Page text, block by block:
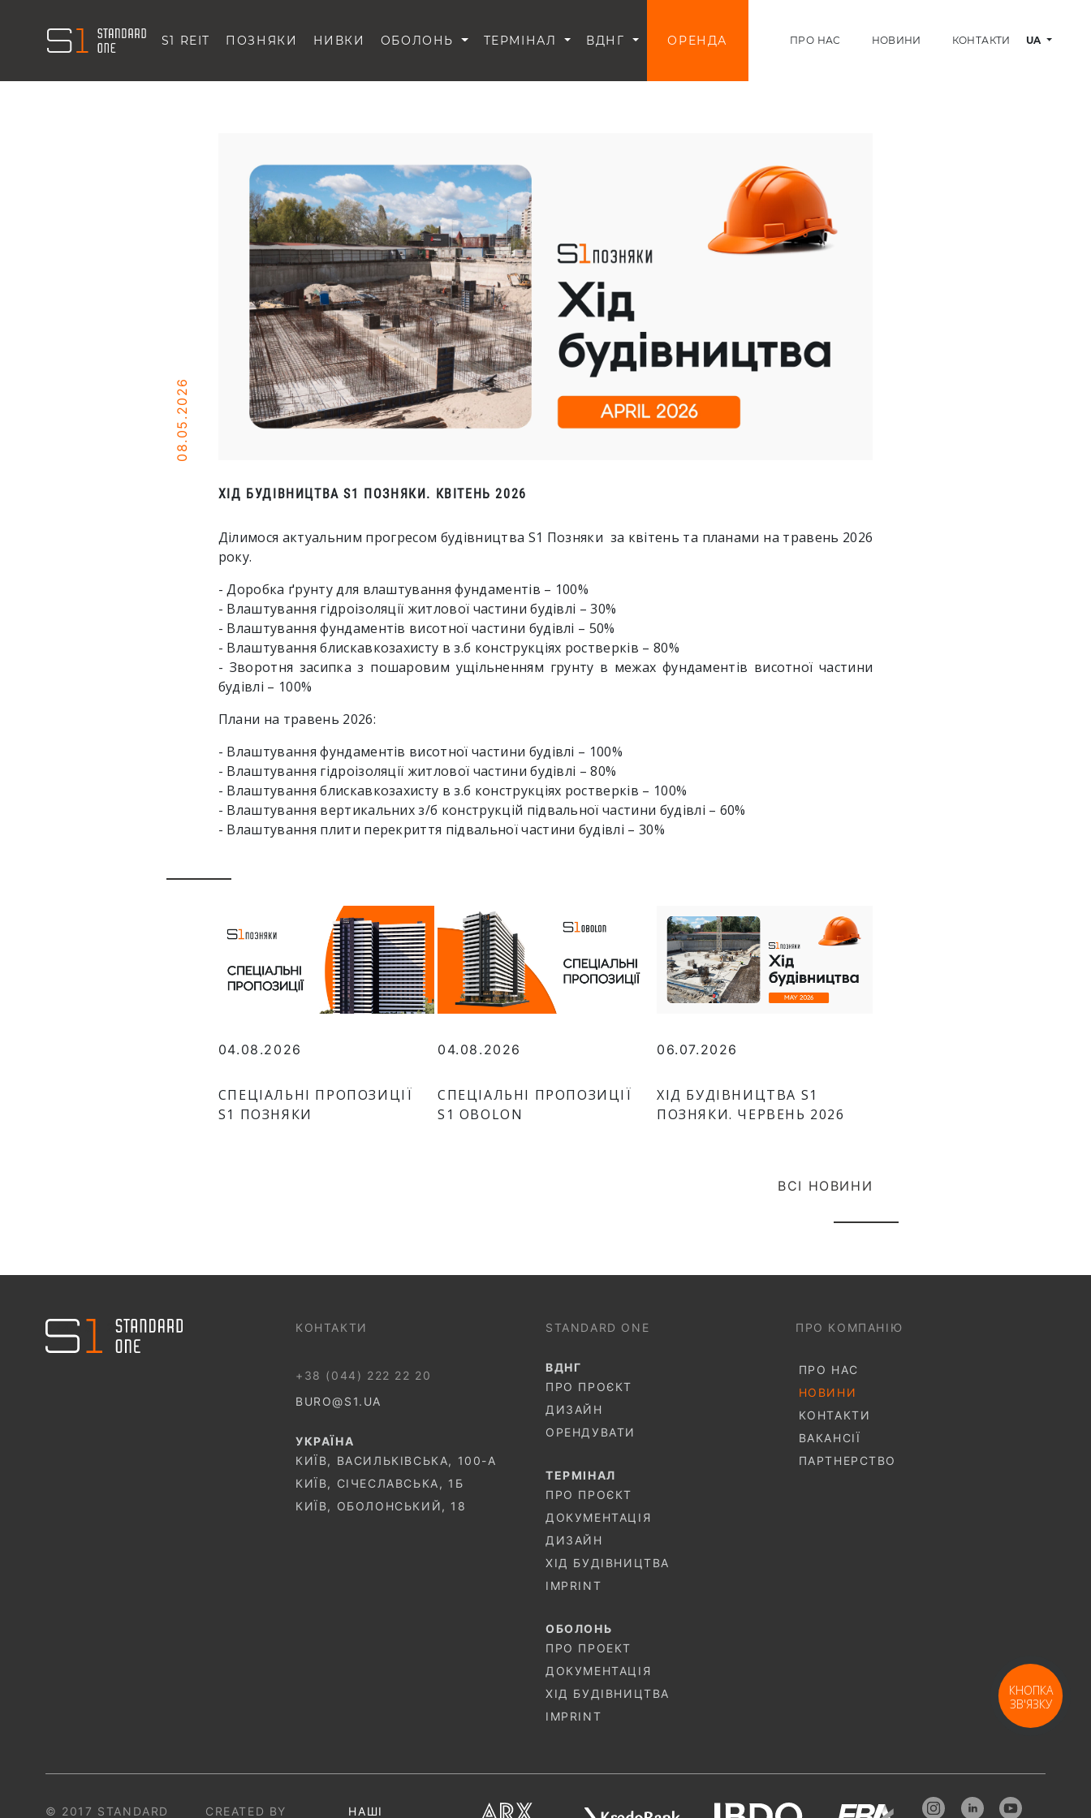
S1 REIT ПОЗНЯКИ НИВКИ ОБОЛОНЬ ТЕРМІНАЛ ВДНГ ОРЕНДА ПРО НАС НОВИНИ КОНТАКТИ UA
08.05.2026
ХІД БУДІВНИЦТВА S1 ПОЗНЯКИ. КВІТЕНЬ 2026
Ділимося актуальним прогресом будівництва S1 Позняки за квітень та планами на травень 2026
року.
- Доробка ґрунту для влаштування фундаментів – 100%
- Влаштування гідроізоляції житлової частини будівлі – 30%
- Влаштування фундаментів висотної частини будівлі – 50%
- Влаштування блискавкозахисту в з.б конструкціях ростверків – 80%
- Зворотня засипка з пошаровим ущільненням грунту в межах фундаментів висотної частини
будівлі – 100%
Плани на травень 2026:
- Влаштування фундаментів висотної частини будівлі – 100%
- Влаштування гідроізоляції житлової частини будівлі – 80%
- Влаштування блискавкозахисту в з.б конструкціях ростверків – 100%
- Влаштування вертикальних з/б конструкцій підвальної частини будівлі – 60%
- Влаштування плити перекриття підвальної частини будівлі – 30%
04.08.2026
СПЕЦІАЛЬНІ ПРОПОЗИЦІЇ
S1 ПОЗНЯКИ
04.08.2026
СПЕЦІАЛЬНІ ПРОПОЗИЦІЇ
S1 OBOLON
06.07.2026
ХІД БУДІВНИЦТВА S1
ПОЗНЯКИ. ЧЕРВЕНЬ 2026
ВСІ НОВИНИ
044 499 22 25 КОНТАКТИ
+38 (044) 222 22 20
BURO@S1.UA
УКРАЇНА
КИЇВ, ВАСИЛЬКІВСЬКА, 100-A
КИЇВ, СІЧЕСЛАВСЬКА, 1Б
КИЇВ, ОБОЛОНСЬКИЙ, 18
STANDARD ONE
ВДНГ
ПРО ПРОЄКТ
ДИЗАЙН
ОРЕНДУВАТИ
ТЕРМIНАЛ
ПРО ПРОЄКТ
ДОКУМЕНТАЦІЯ
ДИЗАЙН
ХІД БУДІВНИЦТВА
IMPRINT
ОБОЛОНЬ
ПРО ПРОЕКТ
ДОКУМЕНТАЦІЯ
ХІД БУДІВНИЦТВА
IMPRINT
ПРО КОМПАНІЮ
ПРО НАС
НОВИНИ
КОНТАКТИ
ВАКАНСІЇ
ПАРТНЕРСТВО
© 2017 STANDARD CREATED BY НАШІ
КНОПКА
ЗВ'ЯЗКУ